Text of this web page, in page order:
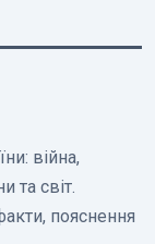
війна,
та світ.
пояснення